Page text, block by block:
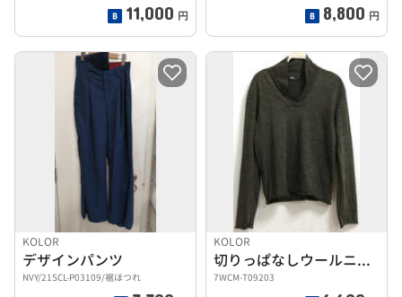
11,000 円 8,800 円
KOLOR
デザインパンツ
NVY/21SCL-P03109/裾ほつれ
KOLOR
切りっぱなしウールニット
7WCM-T09203